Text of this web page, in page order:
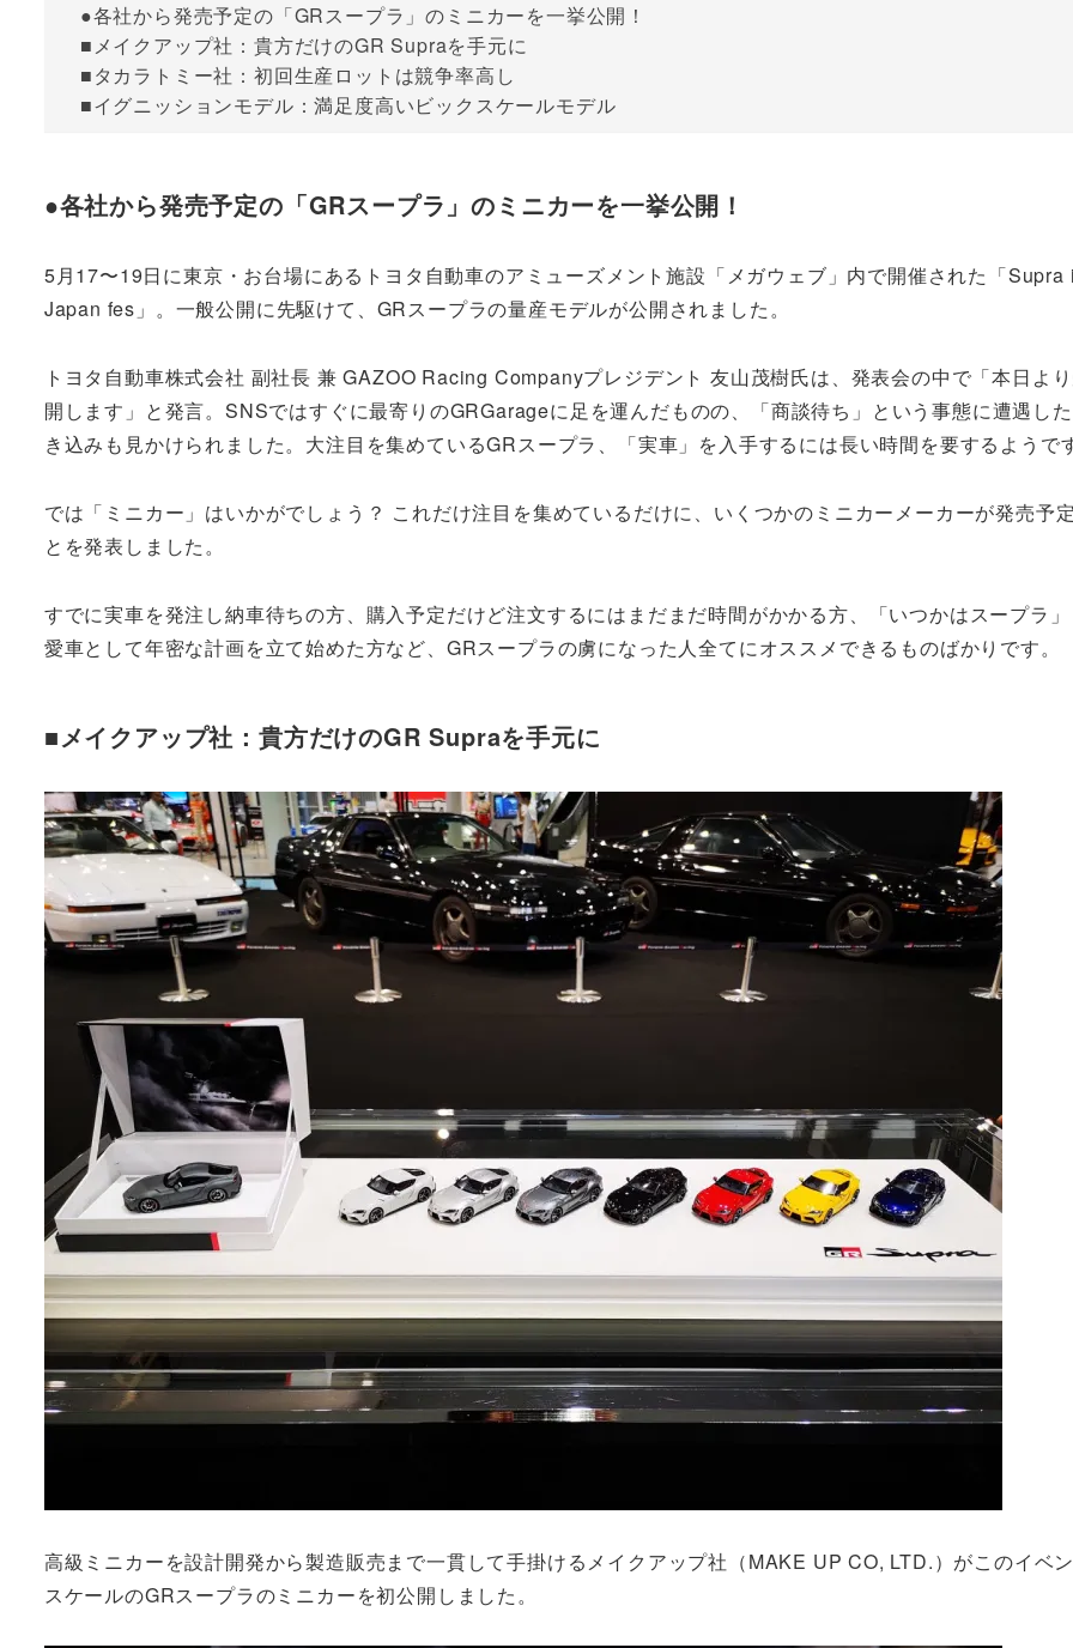
●各社から発売予定の「GRスープラ」のミニカーを一挙公開！
■メイクアップ社：貴方だけのGR Supraを手元に
■タカラトミー社：初回生産ロットは競争率高し
■イグニッションモデル：満足度高いビックスケールモデル
●各社から発売予定の「GRスープラ」のミニカーを一挙公開！
5月17〜19日に東京・お台場にあるトヨタ自動車のアミューズメント施設「メガウェブ」内で開催された「
Japan fes」。一般公開に先駆けて、GRスープラの量産モデルが公開されました。
トヨタ自動車株式会社 副社長 兼 GAZOO Racing Companyプレジデント 友山茂樹氏は、発表会の中で「本日よ
開します」と発言。SNSではすぐに最寄りのGRGarageに足を運んだものの、「商談待ち」という事態に遭遇し
き込みも見かけられました。大注目を集めているGRスープラ、「実車」を入手するには長い時間を要するようで
では「ミニカー」はいかがでしょう？ これだけ注目を集めているだけに、いくつかのミニカーメーカーが発売予
とを発表しました。
すでに実車を発注し納車待ちの方、購入予定だけど注文するにはまだまだ時間がかかる方、「いつかはスープラ
愛車として年密な計画を立て始めた方など、GRスープラの虜になった人全てにオススメできるものばかりです。
■メイクアップ社：貴方だけのGR Supraを手元に
高級ミニカーを設計開発から製造販売まで一貫して手掛けるメイクアップ社（MAKE UP CO, LTD.）がこのイベ
スケールのGRスープラのミニカーを初公開しました。